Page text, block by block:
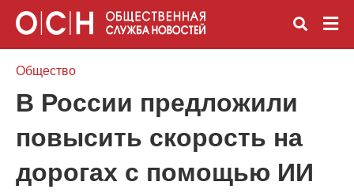
Общество
В России предложили
повысить скорость на
дорогах с помощью ИИ